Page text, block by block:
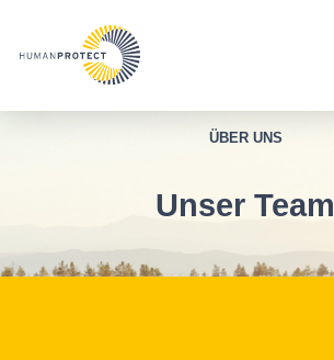
ÜBER UNS
Unser Team